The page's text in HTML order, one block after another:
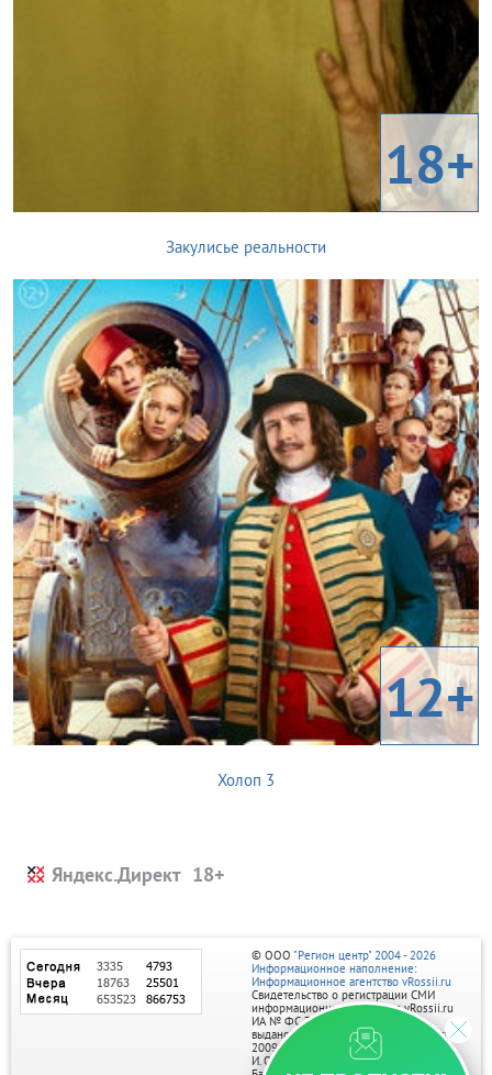
18+
Закулисье реальности
12+
Холоп 3
Яндекс.Директ
© ООО "Регион центр" 2004 - 2026
Информационное наполнение:
Информационное агентство vRossii.ru
Свидетельство о регистрации СМИ
информационного агентства vRossii.ru
ИА № ФС 77‑35502
выдано РОСКОМНАДЗОРом 04 марта
2009г.
И. О. Главного редактора Нарыков А. Н.